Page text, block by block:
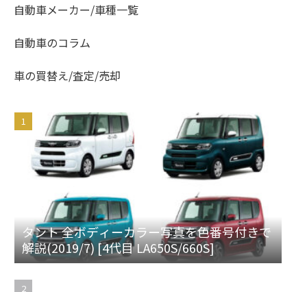
自動車メーカー/車種一覧
自動車のコラム
車の買替え/査定/売却
タント 全ボディーカラー写真を色番号付きで
解説(2019/7) [4代目 LA650S/660S]